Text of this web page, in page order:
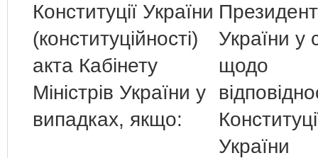
Конституції України
(конституційності)
акта Кабінету
Міністрів України у
випадках, якщо:
України у
щодо
України